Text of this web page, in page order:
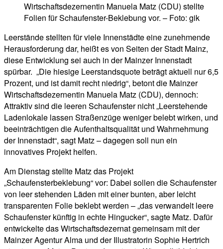
Wirtschaftsdezernentin Manuela Matz (CDU) stellte
Folien für Schaufenster-Beklebung vor. – Foto: gik
Leerstände stellten für viele Innenstädte eine zunehmende
Herausforderung dar, heißt es von Seiten der Stadt Mainz,
diese Entwicklung sei auch in der Mainzer Innenstadt
spürbar. „Die hiesige Leerstandsquote beträgt aktuell nur 6,5
Prozent, und ist damit recht niedrig“, betont die Mainzer
Wirtschaftsdezernentin Manuela Matz (CDU), dennoch:
Attraktiv sind die leeren Schaufenster nicht „Leerstehende
Ladenlokale lassen Straßenzüge weniger belebt wirken, und
beeinträchtigen die Aufenthaltsqualität und Wahrnehmung
der Innenstadt“, sagt Matz – dagegen soll nun ein
innovatives Projekt helfen.
Am Dienstag stellte Matz das Projekt
„Schaufensterbeklebung“ vor: Dabei sollen die Schaufenster
von leer stehenden Läden mit einer bunten, aber leicht
transparenten Folie beklebt werden – „das verwandelt leere
Schaufenster künftig in echte Hingucker“, sagte Matz. Dafür
entwickelte das Wirtschaftsdezernat gemeinsam mit der
Mainzer Agentur Alma und der Illustratorin Sophie Hertrich